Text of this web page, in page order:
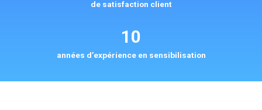
de satisfaction client
10
années d’expérience en sensibilisation